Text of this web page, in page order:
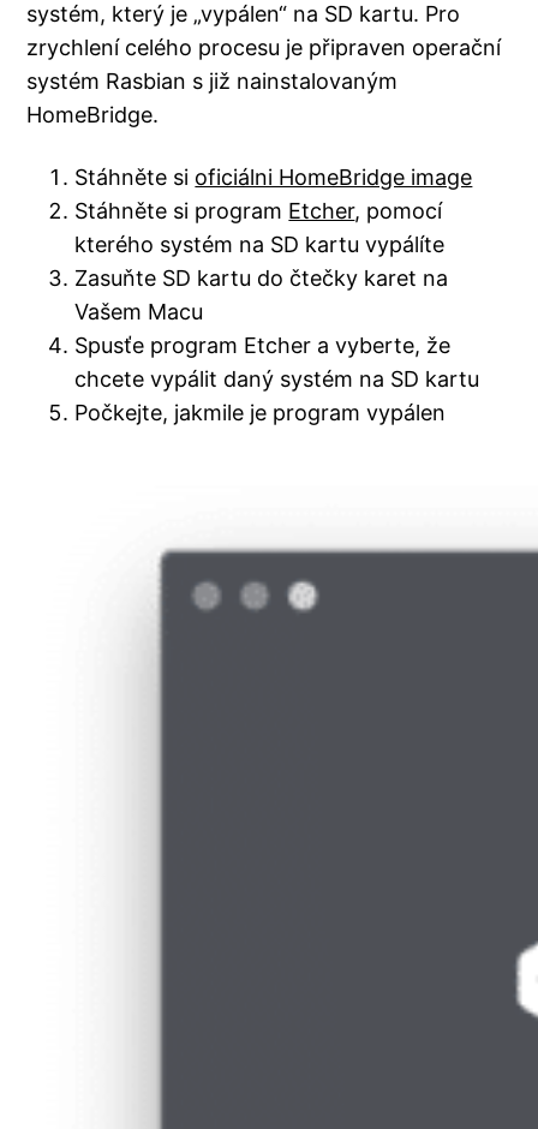
systém, který je „vypálen“ na SD kartu. Pro
zrychlení celého procesu je připraven operační
systém Rasbian s již nainstalovaným
HomeBridge.
Stáhněte si oficiálni HomeBridge image
Stáhněte si program Etcher, pomocí
kterého systém na SD kartu vypálíte
Zasuňte SD kartu do čtečky karet na
Vašem Macu
Spusťe program Etcher a vyberte, že
chcete vypálit daný systém na SD kartu
Počkejte, jakmile je program vypálen